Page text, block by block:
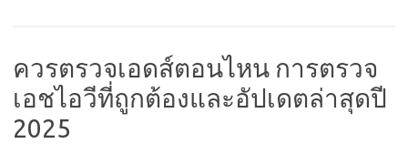
ควรตรวจเอดส์ตอนไหน การตรวจ
เอชไอวีที่ถูกต้องและอัปเดตล่าสุดปี
2025